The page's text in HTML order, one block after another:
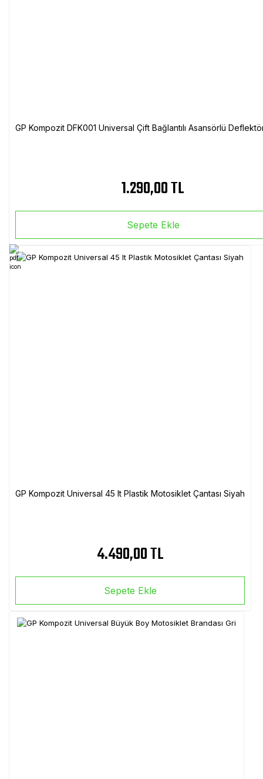
GP Kompozit DFK001 Universal Çift Bağlantılı Asansörlü
1.290,00 TL
Sepete Ekle
GP Kompozit Universal 45 lt Plastik Motosiklet Çantası Siyah
4.490,00 TL
Sepete Ekle